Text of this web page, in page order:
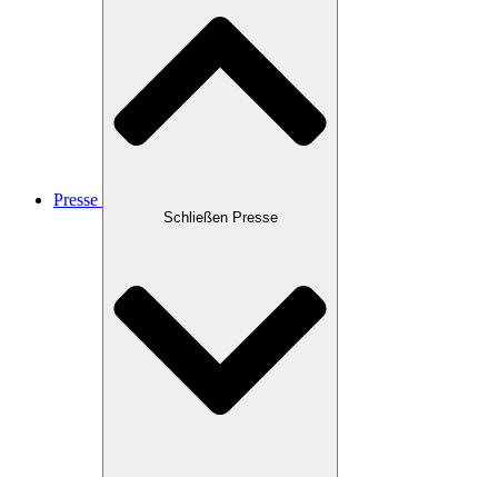
Presse
Schließen Presse